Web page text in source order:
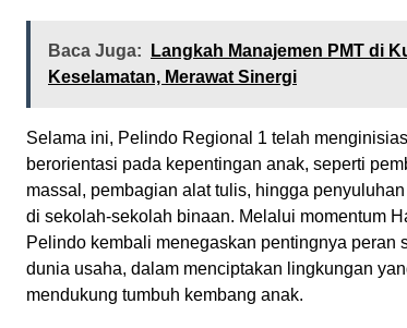
Baca Juga:
Langkah Manajemen PMT di
Keselamatan, Merawat Sinergi
Selama ini, Pelindo Regional 1 telah
berorientasi pada kepentingan anak, seperti
massal, pembagian alat tulis, hingga
di sekolah-sekolah binaan. Melalui momentum
Pelindo kembali menegaskan pentingnya peran
dunia usaha, dalam menciptakan lingkungan
mendukung tumbuh kembang anak.